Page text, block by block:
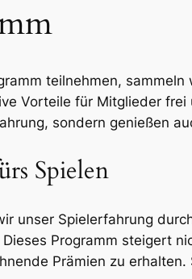
teilnehmen,
Vorteile für Mitglieder
sondern genießen
Spielen
unser Spielerfahrung
Programm steigert
Prämien zu